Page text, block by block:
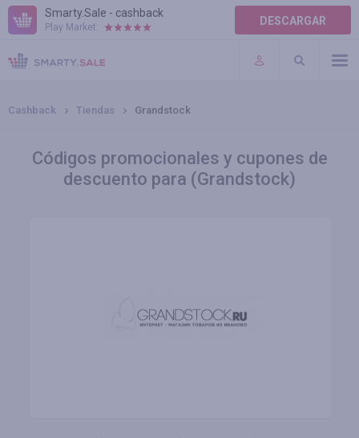
Smarty.Sale - cashback
Play Market: DESCARGAR
AYUDA
TÉRMINOS DE USO
Cashback Tiendas Grandstock
Códigos promocionales y cupones de
descuento para (Grandstock)